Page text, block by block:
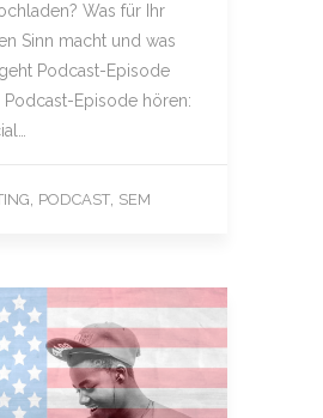
Was für Ihr
Sinn macht und was
Podcast-Episode
Podcast-Episode hören:
PODCAST SEM